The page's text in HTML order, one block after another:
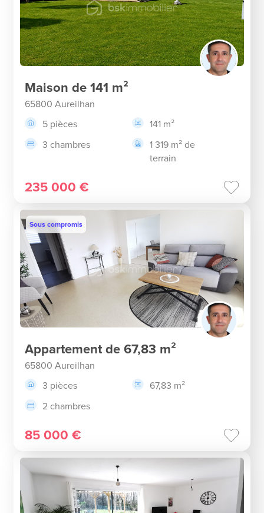
Maison de 141 m²
65800 Aureilhan
5 pièces
141 m²
3 chambres
1 319 m² de
terrain
235 000 €
Sous compromis
Appartement de 67,83 m²
65800 Aureilhan
3 pièces
67,83 m²
2 chambres
85 000 €